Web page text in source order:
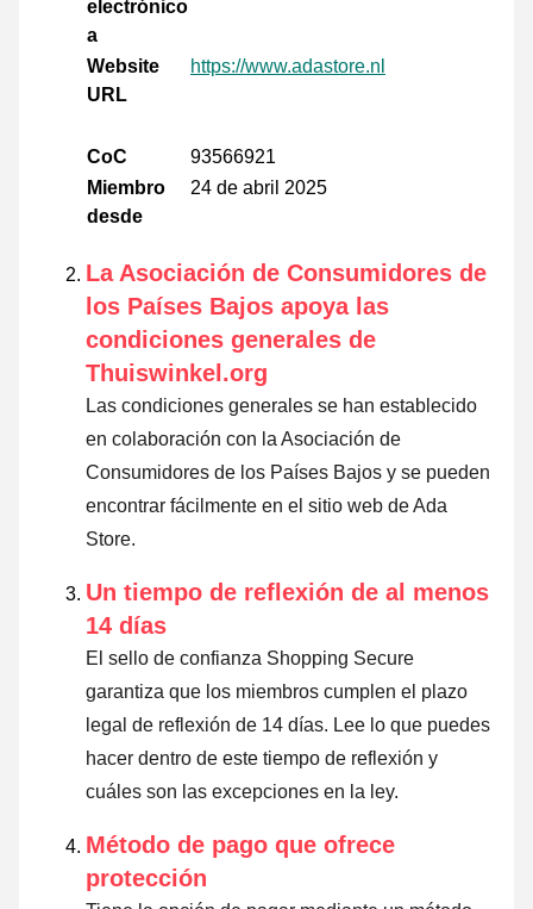
electrónico
a
Website
URL
https://www.adastore.nl
CoC
93566921
Miembro
desde
24 de abril 2025
La Asociación de Consumidores de
los Países Bajos apoya las
condiciones generales de
Thuiswinkel.org
Las condiciones generales se han establecido
en colaboración con la Asociación de
Consumidores de los Países Bajos y se pueden
encontrar fácilmente en el sitio web de Ada
Store.
Un tiempo de reflexión de al menos
14 días
El sello de confianza Shopping Secure
garantiza que los miembros cumplen el plazo
legal de reflexión de 14 días. Lee lo que puedes
hacer dentro de este tiempo de reflexión y
cuáles son las excepciones en la ley.
Método de pago que ofrece
protección